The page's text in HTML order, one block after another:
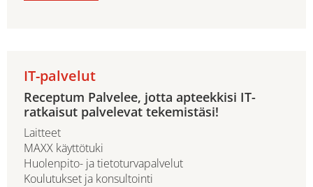
IT-palvelut
Receptum Palvelee, jotta apteekkisi IT-
ratkaisut palvelevat tekemistäsi!
Laitteet
MAXX käyttötuki
Huolenpito- ja tietoturvapalvelut
Koulutukset ja konsultointi